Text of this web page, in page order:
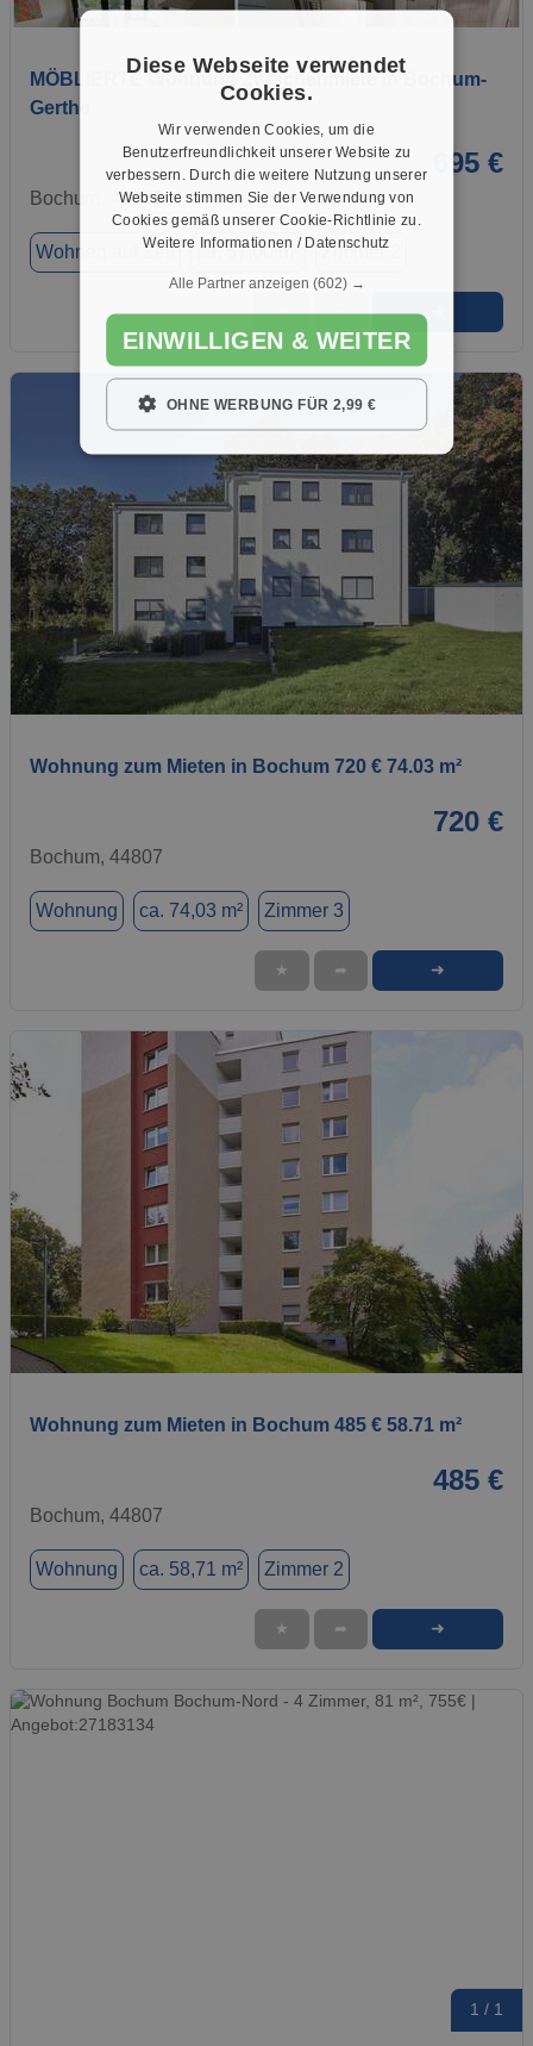
MÖBLIERTE Wohnung Zwischenmiete in Bochum-
Gerthe
695 €
Bochum, 44805
Wohnen auf Zeit ca. 57,00 m² Zimmer 2
★ ➦
1 / 1
Wohnung zum Mieten in Bochum 720 € 74.03 m²
720 €
Bochum, 44807
Wohnung ca. 74,03 m² Zimmer 3
★ ➦ ➜
1 / 1
Wohnung zum Mieten in Bochum 485 € 58.71 m²
485 €
Bochum, 44807
Wohnung ca. 58,71 m² Zimmer 2
★ ➦ ➜
1 / 1
Diese Webseite verwendet
Cookies.
Wir verwenden Cookies, um die
Benutzerfreundlichkeit unserer Website zu
verbessern. Durch die weitere Nutzung unserer
Webseite stimmen Sie der Verwendung von
Cookies gemäß unserer Cookie-Richtlinie zu.
Weitere Informationen / Datenschutz
Alle Partner anzeigen (602) →
EINWILLIGEN & WEITER
OHNE WERBUNG FÜR 2,99 €